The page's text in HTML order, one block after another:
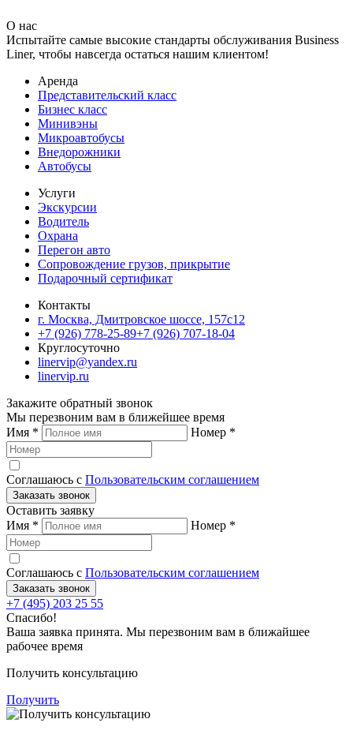
О нас
Испытайте самые высокие стандарты обслуживания Business
Liner, чтобы навсегда остаться нашим клиентом!
Аренда
Представительский класс
Бизнес класс
Минивэны
Микроавтобусы
Внедорожники
Автобусы
Услуги
Экскурсии
Водитель
Охрана
Перегон авто
Сопровождение грузов, прикрытие
Подарочный сертификат
Контакты
г. Москва, Дмитровское шоссе, 157c12
+7 (926) 778-25-89+7 (926) 707-18-04
Круглосуточно
linervip@yandex.ru
linervip.ru
Закажите обратный звонок
Мы перезвоним вам в ближейшее время
Имя * Номер *
Соглашаюсь с Пользовательским соглашением
Заказать звонок
Оставить заявку
Имя * Номер *
Соглашаюсь с Пользовательским соглашением
Заказать звонок
+7 (495) 203 25 55
Спасибо!
Ваша заявка принята. Мы перезвоним вам в ближайшее
рабочее время
Получить консультацию
Получить